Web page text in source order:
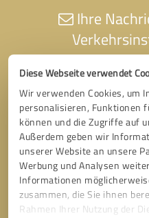
Diese Webseite verwendet
Wir verwenden Cookies, um
personalisieren, Funktionen
können und die Zugriffe auf
Außerdem geben wir
unserer Website an unsere
Werbung und Analysen
Informationen
zusammen, die Sie ihnen
Rahmen Ihrer Nutzung der
Ihre